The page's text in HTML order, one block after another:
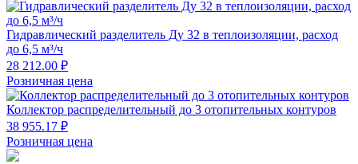
Гидравлический разделитель Ду 32 в теплоизоляции, расход
до 6,5 м³/ч
28 212.00 ₽
Розничная цена
Коллектор распределительный до 3 отопительных контуров
38 955.17 ₽
Розничная цена